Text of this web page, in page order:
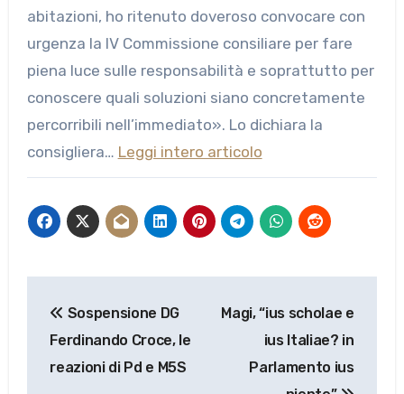
abitazioni, ho ritenuto doveroso convocare con
urgenza la IV Commissione consiliare per fare
piena luce sulle responsabilità e soprattutto per
conoscere quali soluzioni siano concretamente
percorribili nell’immediato». Lo dichiara la
consigliera… Leggi intero articolo
articoli
Sospensione DG
Ferdinando Croce, le
reazioni di Pd e M5S
Magi, “ius scholae e
ius Italiae? in
Parlamento ius